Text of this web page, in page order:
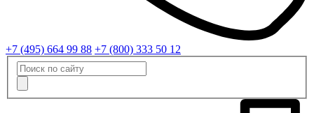
+7 (495) 664 99 88 +7 (800) 333 50 12